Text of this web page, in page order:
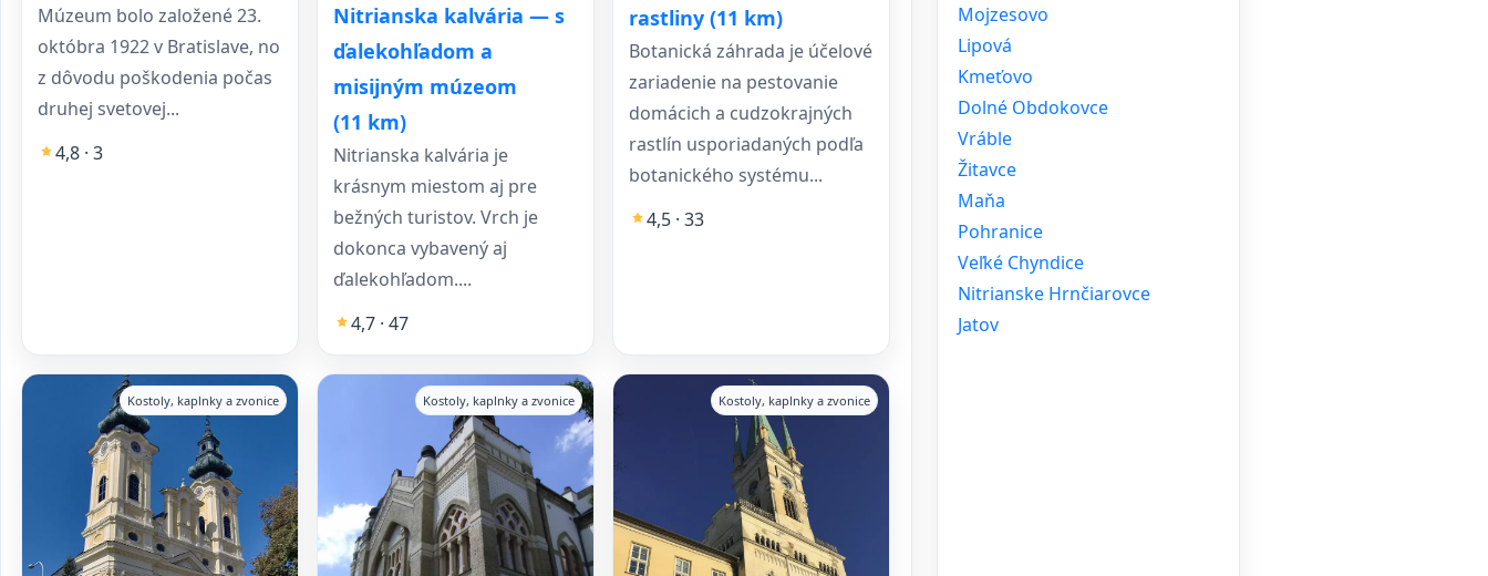
Múzeum bolo založené 23.
októbra 1922 v Bratislave, no
z dôvodu poškodenia počas
druhej svetovej...
4,8 · 3
Nitrianska kalvária — s
ďalekohľadom a
misijným múzeom
(11 km)
Nitrianska kalvária je
krásnym miestom aj pre
bežných turistov. Vrch je
dokonca vybavený aj
ďalekohľadom....
4,7 · 47
rastliny (11 km)
Botanická záhrada je účelové
zariadenie na pestovanie
domácich a cudzokrajných
rastlín usporiadaných podľa
botanického systému...
4,5 · 33
Kostoly, kaplnky a zvonice Kostoly, kaplnky a zvonice Kostoly, kaplnky a zvonice
Mojzesovo
Lipová
Kmeťovo
Dolné Obdokovce
Vráble
Žitavce
Maňa
Pohranice
Veľké Chyndice
Nitrianske Hrnčiarovce
Jatov